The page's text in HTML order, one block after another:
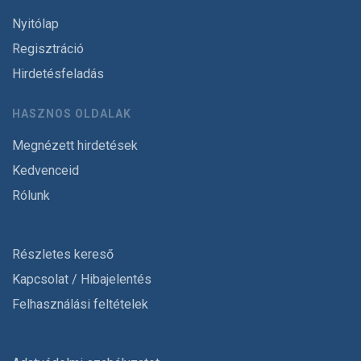
Nyitólap
Regisztráció
Hirdetésfeladás
HASZNOS OLDALAK
Megnézett hirdetések
Kedvenceid
Rólunk
Részletes kereső
Kapcsolat / Hibajelentés
Felhasználási feltételek